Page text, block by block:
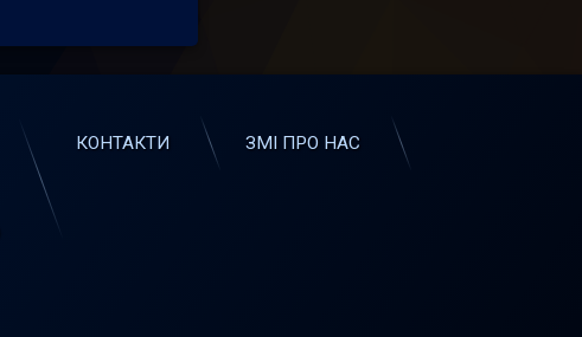
КОНТАКТИ ЗМІ ПРО НАС